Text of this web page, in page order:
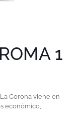
1
Corona viene en
económico,